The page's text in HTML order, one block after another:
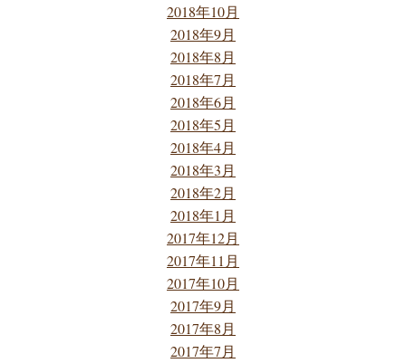
2018年10月
2018年9月
2018年8月
2018年7月
2018年6月
2018年5月
2018年4月
2018年3月
2018年2月
2018年1月
2017年12月
2017年11月
2017年10月
2017年9月
2017年8月
2017年7月